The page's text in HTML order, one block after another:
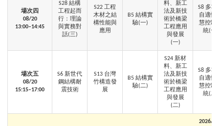
場次四
08/20
13:00–14:45
S28 結構
工程起而
行：理論
與實務對
話(三)
S22 工程
木材之結
構性能與
應用
B5 結構實
驗(一)
料、新工
法及新技
術於橋梁
工程應用
與發展
(一)
S8 多功
自適性
慧控制
統(一)
場次五
08/20
15:15–17:00
S6 新世代
鋼結構耐
震技術
S13 台灣
竹構造發
展
B5 結構實
驗(二)
S24 新材
料、新工
法及新技
術於橋梁
工程應用
與發展
(二)
S8 多功
自適性
慧控制
統(二)
2026/